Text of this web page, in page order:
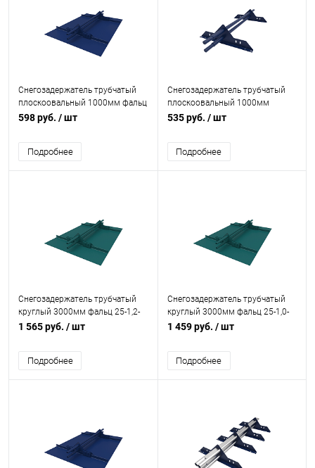
Снегозадержатель трубчатый
плоскоовальный 1000мм фальц
25-1,0-1,0-2 оцинкованная сталь
5002
598 руб. / шт
Подробнее
Снегозадержатель трубчатый
плоскоовальный 1000мм
универсальный 25-1,0-1,5-2
порошковым покрытием RAL
5002
535 руб. / шт
Подробнее
Снегозадержатель трубчатый
круглый 3000мм фальц 25-1,2-
2,0-4 холоднокатанная сталь с
5021
1 565 руб. / шт
Подробнее
Снегозадержатель трубчатый
круглый 3000мм фальц 25-1,0-
1,5-4 холоднокатанная сталь с
5021
1 459 руб. / шт
Подробнее